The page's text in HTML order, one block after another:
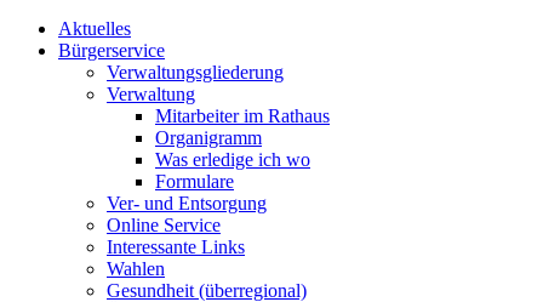
Aktuelles
Bürgerservice
Verwaltungsgliederung
Verwaltung
Mitarbeiter im Rathaus
Organigramm
Was erledige ich wo
Formulare
Ver- und Entsorgung
Online Service
Interessante Links
Wahlen
Gesundheit (überregional)